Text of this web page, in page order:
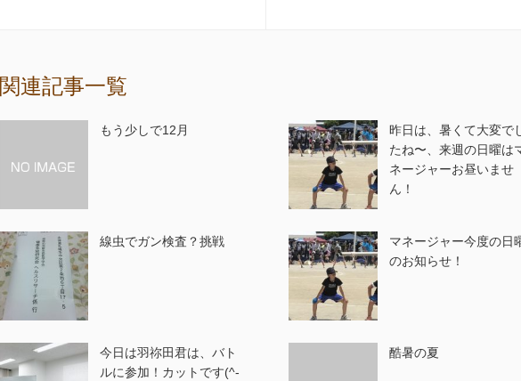
関連記事一覧
もう少しで12月
昨日は、暑くて大変で
たね〜、来週の日曜は
ネージャーお昼いませ
ん！
線虫でガン検査？挑戦
マネージャー今度の日
のお知らせ！
今日は羽祢田君は、バト
ルに参加！カットです(^-
酷暑の夏